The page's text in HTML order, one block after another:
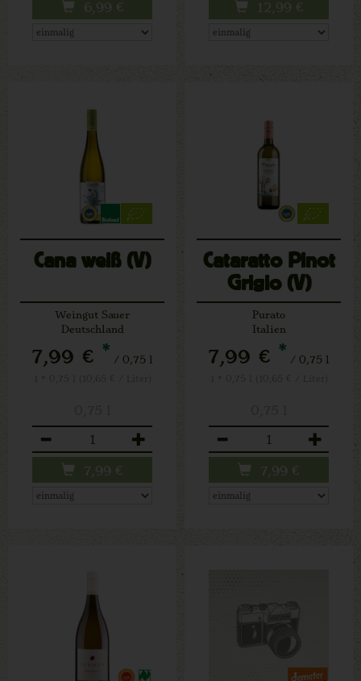
6,99 € 12,99 €
Cana weiß (V)
Weingut Sauer
Deutschland
7,99 € * / 0,75 l
7,99 €
Cataratto Pinot
Grigio (V)
Purato
Italien
7,99 € * / 0,75 l
7,99 €